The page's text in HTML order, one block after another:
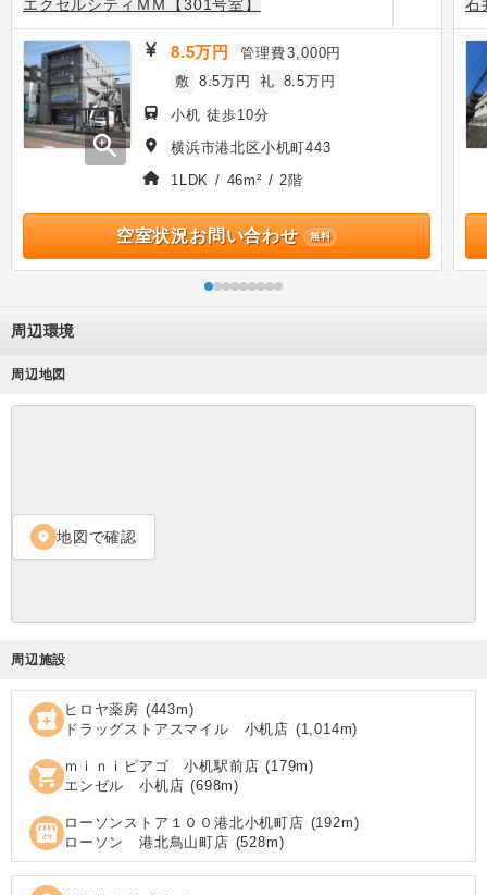
エクセルシティＭＭ【301号室】
zoom_in
8.5万円 管理費3,000円
敷 8.5万円 礼 8.5万円
小机 徒歩10分
横浜市港北区小机町443
1LDK / 46m² / 2階
空室状況お問い合わせ 無料
石
周辺環境
周辺地図
location_on 地図で確認
周辺施設
local_pharmacy ヒロヤ薬房 (443m)
ドラッグストアスマイル 小机店 (1,014m)
shopping_cart ｍｉｎｉピアゴ 小机駅前店 (179m)
エンゼル 小机店 (698m)
local_convenience_store ローソンストア１００港北小机町店 (192m)
ローソン 港北鳥山町店 (528m)